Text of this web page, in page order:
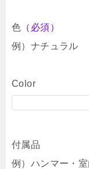
色 （必須）
例）ナチュラル
Color
付属品
例）ハンマー・